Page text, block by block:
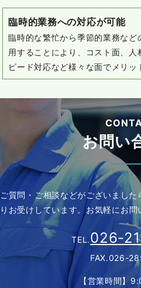
臨時的業務への対応が可能
臨時的な繁忙から季節的業務など
用することにより、コスト面、
ピード対応など様々な面でメリッ
お問い
ご質問・ご相談などがございました
りお受けしています。お気軽にお問
TEL.026-
FAX.026-
【営業時間】